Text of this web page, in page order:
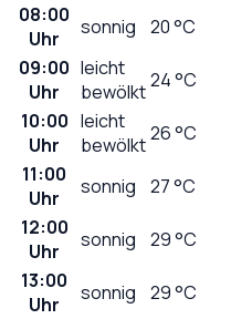
08:00
Uhr
sonnig 20°C
09:00
Uhr
leicht
bewölkt24°C
10:00
Uhr
leicht
bewölkt26°C
11:00
Uhr
sonnig 27°C
12:00
Uhr
sonnig 29°C
13:00
Uhr
sonnig 29°C